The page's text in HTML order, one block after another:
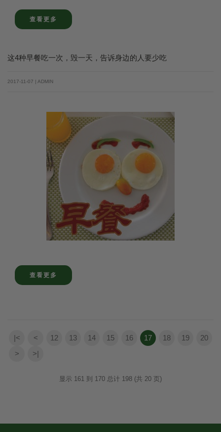
查看更多
这4种早餐吃一次，毁一天，告诉身边的人要少吃
2017-11-07 | ADMIN
查看更多
|< < 12 13 14 15 16 17 18 19
20
>
>|
显示 161 到 170 总计 198 (共 20 页)